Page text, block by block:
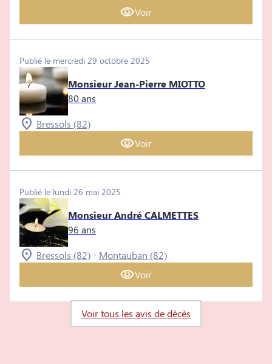
Voir
Publié le mercredi 29 octobre 2025
Monsieur Jean-Pierre MIOTTO
80 ans
Bressols (82)
Voir
Publié le lundi 26 mai 2025
Monsieur André CALMETTES
96 ans
Bressols (82) - Montauban (82)
Voir
Voir tous les avis de décès